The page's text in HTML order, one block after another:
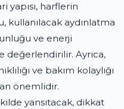
harflerin
aydınlatma
ve enerji
Ayrıca,
ve bakım kolaylığı
önemlidir.
yansıtacak, dikkat